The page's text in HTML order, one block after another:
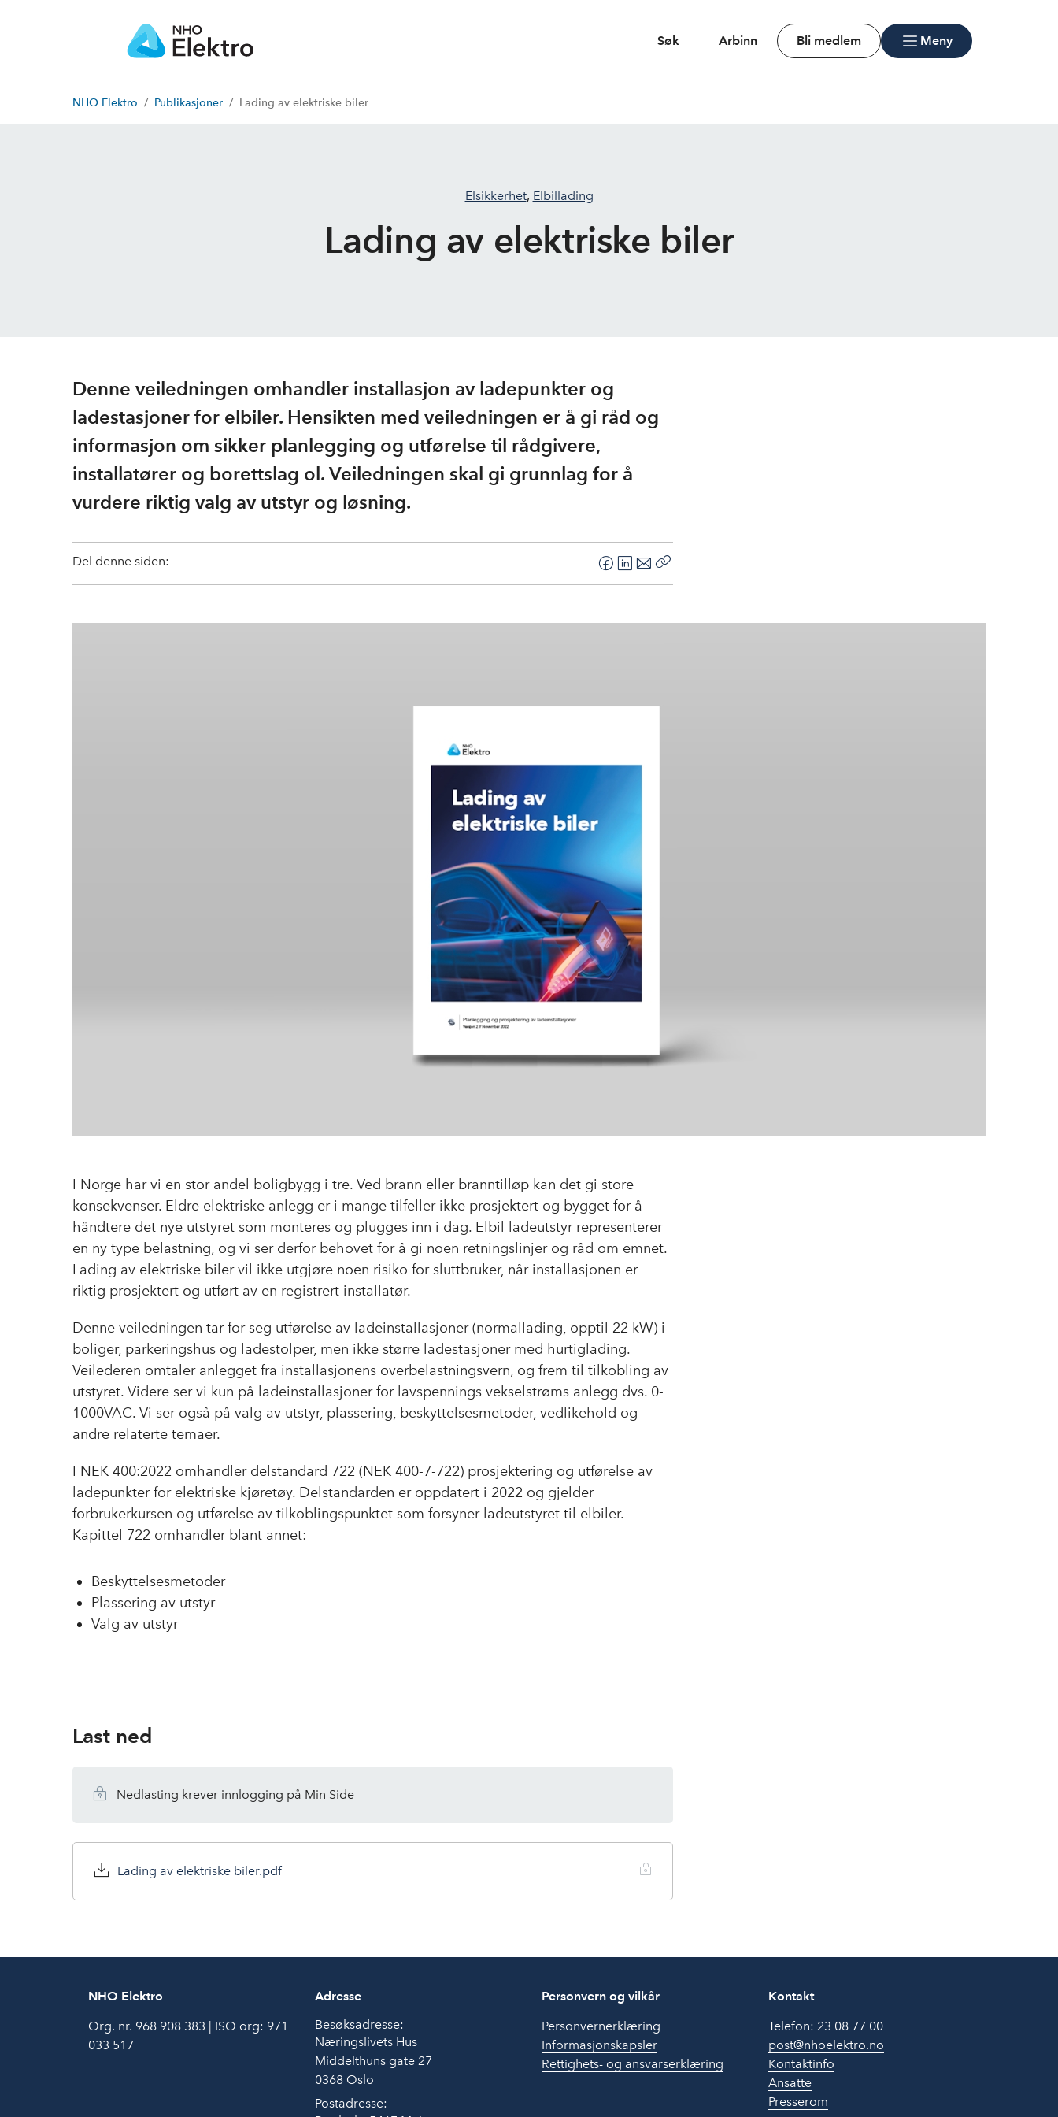
Søk Arbinn Bli medlem Meny
NHO Elektro Publikasjoner Lading av elektriske biler
Elsikkerhet, Elbillading
Lading av elektriske biler
Denne veiledningen omhandler installasjon av ladepunkter og
ladestasjoner for elbiler. Hensikten med veiledningen er å gi råd og
informasjon om sikker planlegging og utførelse til rådgivere,
installatører og borettslag ol. Veiledningen skal gi grunnlag for å
vurdere riktig valg av utstyr og løsning.
Del denne siden:
F
a
e
k
L
i
k
n
E
-
o
I Norge har vi en stor andel boligbygg i tre. Ved brann eller branntilløp kan det gi store
konsekvenser. Eldre elektriske anlegg er i mange tilfeller ikke prosjektert og bygget for å
håndtere det nye utstyret som monteres og plugges inn i dag. Elbil ladeutstyr representerer
en ny type belastning, og vi ser derfor behovet for å gi noen retningslinjer og råd om emnet.
Lading av elektriske biler vil ikke utgjøre noen risiko for sluttbruker, når installasjonen er
riktig prosjektert og utført av en registrert installatør.
Denne veiledningen tar for seg utførelse av ladeinstallasjoner (normallading, opptil 22 kW) i
boliger, parkeringshus og ladestolper, men ikke større ladestasjoner med hurtiglading.
Veilederen omtaler anlegget fra installasjonens overbelastningsvern, og frem til tilkobling av
utstyret. Videre ser vi kun på ladeinstallasjoner for lavspennings vekselstrøms anlegg dvs. 0-
1000VAC. Vi ser også på valg av utstyr, plassering, beskyttelsesmetoder, vedlikehold og
andre relaterte temaer.
I NEK 400:2022 omhandler delstandard 722 (NEK 400-7-722) prosjektering og utførelse av
ladepunkter for elektriske kjøretøy. Delstandarden er oppdatert i 2022 og gjelder
forbrukerkursen og utførelse av tilkoblingspunktet som forsyner ladeutstyret til elbiler.
Kapittel 722 omhandler blant annet:
Beskyttelsesmetoder
Plassering av utstyr
Valg av utstyr
Last ned
Nedlasting krever innlogging på Min Side
Lading av elektriske biler.pdf
NHO Elektro
Org. nr. 968 908 383 | ISO org: 971
033 517
Adresse
Besøksadresse:
Næringslivets Hus
Middelthuns gate 27
0368 Oslo
Postadresse:
Personvern og vilkår
Personvernerklæring
Informasjonskapsler
Rettighets- og ansvarserklæring
Kontakt
Telefon: 23 08 77 00
post@nhoelektro.no
Kontaktinfo
Ansatte
Presserom